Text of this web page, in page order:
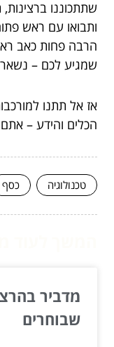
שתתכוננו
ותבואו עם ראש
הרבה פחות כאב
שמגיע לכם –
אז אל תתנו
הכלים והידע –
טכנולוגיה כסף
מדביר
שבוחרים